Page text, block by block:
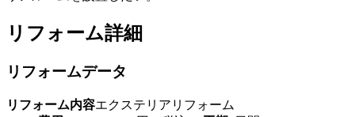
リフォーム詳細
リフォームデータ
リフォーム内容エクステリアリフォーム